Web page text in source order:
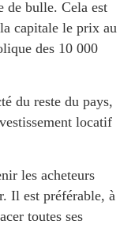
de bulle. Cela est
capitale le prix au
des 10 000
du reste du pays,
locatif
les acheteurs
Il est préférable, à
toutes ses